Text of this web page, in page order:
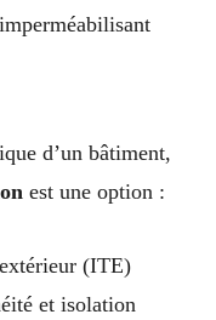
d’un bâtiment,
est une option :
(ITE)
et isolation